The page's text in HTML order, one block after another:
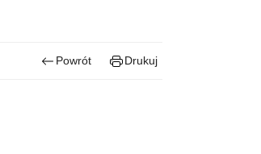
Powrót Drukuj